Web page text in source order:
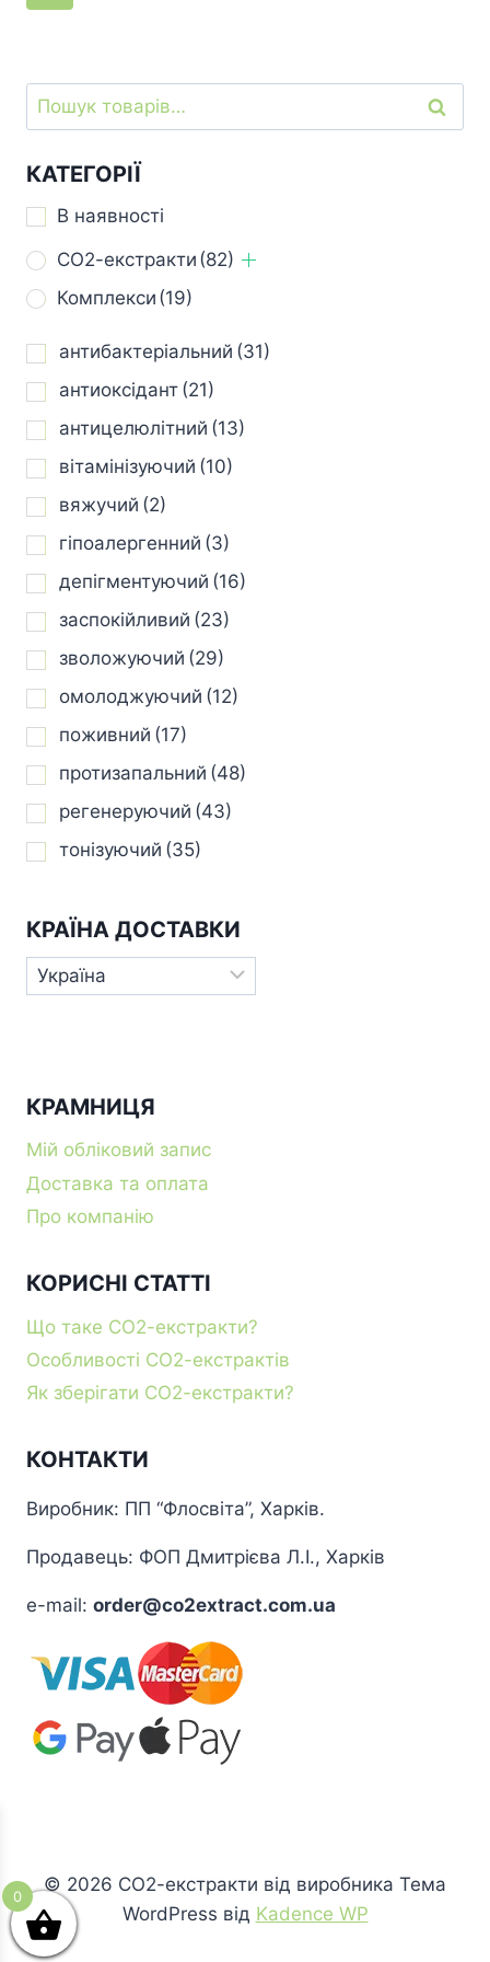
Параметри
можна
вибрати
на
товару
Параметри
вибрати
Шукати:
КАТЕГОРІЇ
В наявності
СО2-екстракти (82)
Комплекси (19)
антибактеріальний (31)
антиоксідант (21)
антицелюлітний (13)
вітамінізуючий (10)
вяжучий (2)
гіпоалергенний (3)
депігментуючий (16)
заспокійливий (23)
зволожуючий (29)
омолоджуючий (12)
поживний (17)
протизапальний (48)
регенеруючий (43)
тонізуючий (35)
КРАЇНА ДОСТАВКИ
КРАМНИЦЯ
Мій обліковий запис
Доставка та оплата
Про компанію
КОРИСНІ СТАТТІ
Що таке СО2-екстракти?
Особливості СО2-екстрактів
Як зберігати СО2-екстракти?
КОНТАКТИ
Виробник: ПП “Флосвіта”, Харків.
Продавець: ФОП Дмитрієва Л.І., Харків
e-mail: order@co2extract.com.ua
© 2026 СО2-екстракти від виробника Тема
WordPress від Kadence WP
0